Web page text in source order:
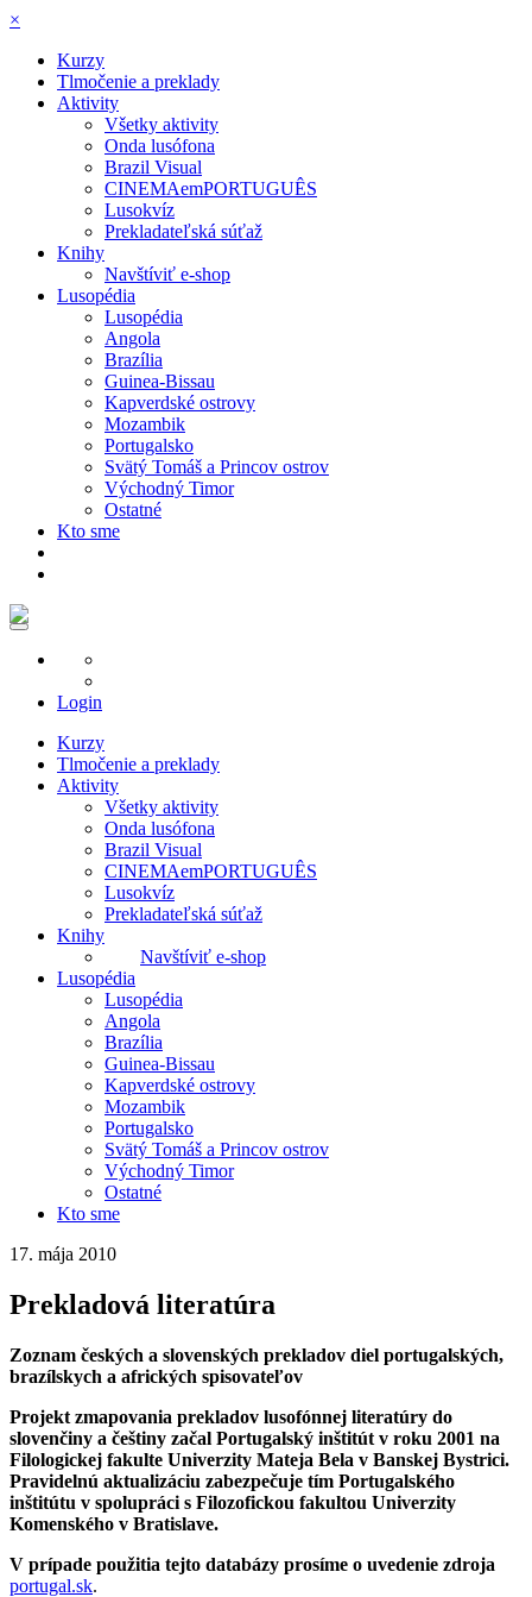
×
Kurzy
Tlmočenie a preklady
Aktivity
Všetky aktivity
Onda lusófona
Brazil Visual
CINEMAemPORTUGUÊS
Lusokvíz
Prekladateľská súťaž
Knihy
Navštíviť e-shop
Lusopédia
Lusopédia
Angola
Brazília
Guinea-Bissau
Kapverdské ostrovy
Mozambik
Portugalsko
Svätý Tomáš a Princov ostrov
Východný Timor
Ostatné
Kto sme
Login
Kurzy
Tlmočenie a preklady
Aktivity
Všetky aktivity
Onda lusófona
Brazil Visual
CINEMAemPORTUGUÊS
Lusokvíz
Prekladateľská súťaž
Knihy
Navštíviť e-shop
Lusopédia
Lusopédia
Angola
Brazília
Guinea-Bissau
Kapverdské ostrovy
Mozambik
Portugalsko
Svätý Tomáš a Princov ostrov
Východný Timor
Ostatné
Kto sme
17. mája 2010
Prekladová literatúra
Zoznam českých a slovenských prekladov diel portugalských,
brazílskych a afrických spisovateľov
Projekt zmapovania prekladov lusofónnej literatúry do
slovenčiny a češtiny začal Portugalský inštitút v roku 2001 na
Filologickej fakulte Univerzity Mateja Bela v Banskej Bystrici.
Pravidelnú aktualizáciu zabezpečuje tím Portugalského
inštitútu v spolupráci s Filozofickou fakultou Univerzity
Komenského v Bratislave.
V prípade použitia tejto databázy prosíme o uvedenie zdroja
portugal.sk.